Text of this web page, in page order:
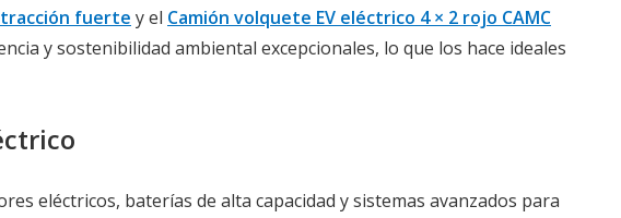
tracción fuerte y el Camión volquete EV eléctrico 4 × 2 rojo CAMC
y sostenibilidad ambiental excepcionales, lo que los hace ideales
eléctricos, baterías de alta capacidad y sistemas avanzados para